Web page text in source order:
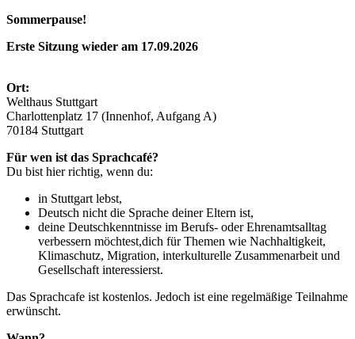
Sommerpause!
Erste Sitzung wieder am 17.09.2026
Ort:
Welthaus Stuttgart
Charlottenplatz 17 (Innenhof, Aufgang A)
70184 Stuttgart
Für wen ist das Sprachcafé?
Du bist hier richtig, wenn du:
in Stuttgart lebst,
Deutsch nicht die Sprache deiner Eltern ist,
deine Deutschkenntnisse im Berufs- oder Ehrenamtsalltag
verbessern möchtest,dich für Themen wie Nachhaltigkeit,
Klimaschutz, Migration, interkulturelle Zusammenarbeit und
Gesellschaft interessierst.
Das Sprachcafe ist kostenlos. Jedoch ist eine regelmäßige Teilnahme
erwünscht.